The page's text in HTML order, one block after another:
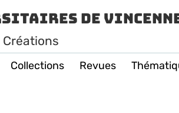
de
Collections Revues